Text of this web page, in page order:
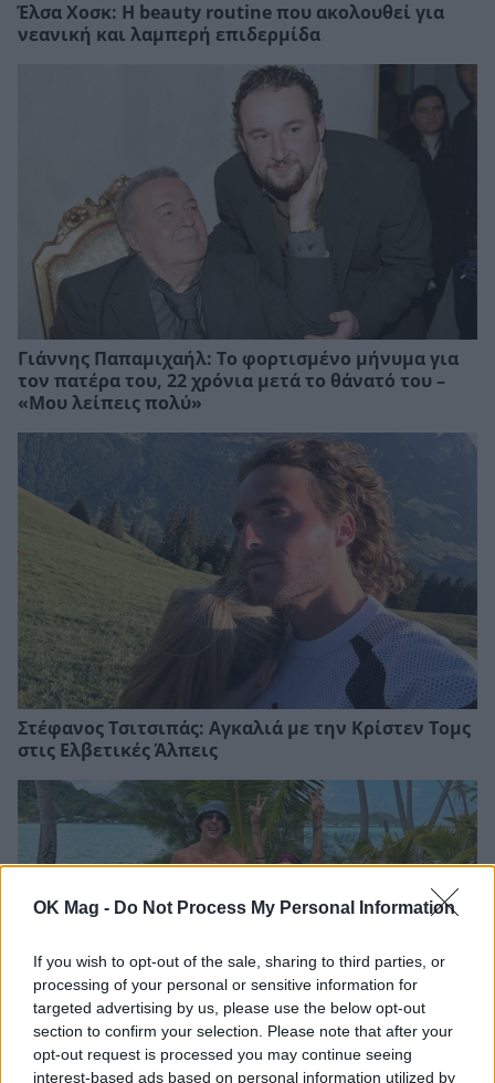
OK Mag - Do Not Process My Personal Information
If you wish to opt-out of the sale, sharing to third parties, or
processing of your personal or sensitive information for
targeted advertising by us, please use the below opt-out
section to confirm your selection. Please note that after your
opt-out request is processed you may continue seeing
interest-based ads based on personal information utilized by
Έλσα Χοσκ: Η beauty routine που ακολουθεί για
νεανική και λαμπερή επιδερμίδα
Γιάννης Παπαμιχαήλ: Το φορτισμένο μήνυμα για
τον πατέρα του, 22 χρόνια μετά το θάνατό του –
«Μου λείπεις πολύ»
Στέφανος Τσιτσιπάς: Αγκαλιά με την Κρίστεν Τομς
στις Ελβετικές Άλπεις
Αθηνά Οικονομάκου – Μπρούνο Τσερέλα: Νέες